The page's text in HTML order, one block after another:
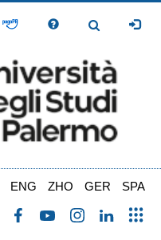
Toggle
ENG ZHO GER SPA